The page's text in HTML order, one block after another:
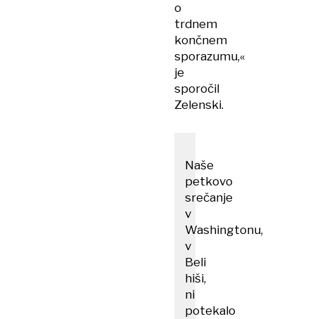
o
trdnem
končnem
sporazumu,«
je
sporočil
Zelenski.
Naše
petkovo
srečanje
v
Washingtonu,
v
Beli
hiši,
ni
potekalo